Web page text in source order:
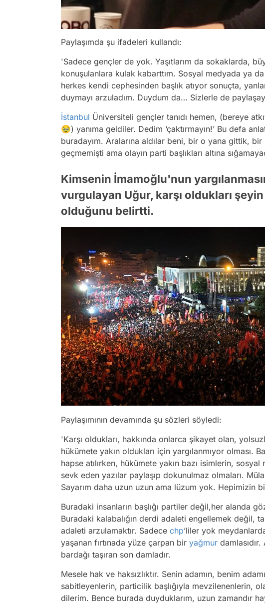
Paylaşımda şu ifadeleri kullandı:
'Sadece gençler de yok. Yaşıtlarım da sokaklarda,
konuşulanlara kulak kabarttım. Sosyal medyada ya
herkes kendi cephesinden başlık atıyor sonuçta,
duymayı arzuladım. Duydum da… Sizlerle de
İstanbul Üniversiteli gençler tanıdı hemen, (bereye
🥹) yanıma geldiler. Dedim ‘çaktırmayın!’ Bu defa
buradayım. Aralarına aldılar beni, bir o yana gittik,
geçmemişti ama olayın parti başlıkları altına
Kimsenin İmamoğlu'nun
vurgulayan Uğur, karşı oldukları şeyin
olduğunu belirtti.
Paylaşımının devamında şu sözleri söyledi:
'Karşı oldukları, hakkında onlarca şikayet olan,
hükümete yakın oldukları için yargılanmıyor olması.
hapse atılırken, hükümete yakın bazı isimlerin,
sevk eden yazılar paylaşıp dokunulmaz olmaları.
Sayarım daha uzun uzun ama lüzum yok. Hepimizin
Buradaki insanların başlığı partiler değil,her alanda
Buradaki kalabalığın derdi adaleti engellemek değil,
adaleti arzulamaktır. Sadece chp’liler yok
yaşanan fırtınada yüze çarpan bir yağmur
bardağı taşıran son damladır.
Mesele hak ve haksızlıktır. Senin adamın, benim
sabitleyenlerin, particilik başlığıyla mevzilenenlerin,
dilerim. Bence burada duyduklarım, uzun zamandır